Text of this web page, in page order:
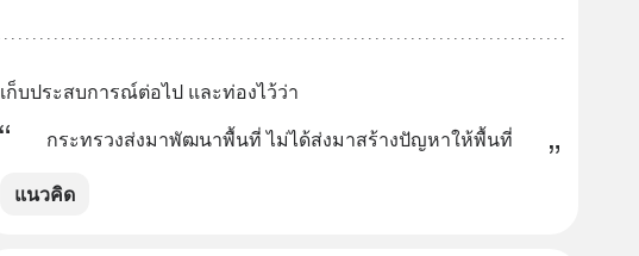
เก็บประสบการณ์ต่อไป และท่องไว้ว่า
กระทรวงส่งมาพัฒนาพื้นที่ ไม่ได้ส่งมาสร้างปัญหาให้พื้นที่
แนวคิด